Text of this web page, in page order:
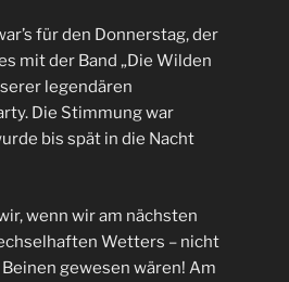
für den Donnerstag, der
mit der Band „Die Wilden
legendären
Die Stimmung war
bis spät in die Nacht
wenn wir am nächsten
Wetters – nicht
gewesen wären! Am